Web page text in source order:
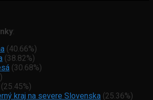
:
(40.66%)
(38.82%)
(30.68%)
(25.45%)
kraj na severe Slovenska (25.36%)